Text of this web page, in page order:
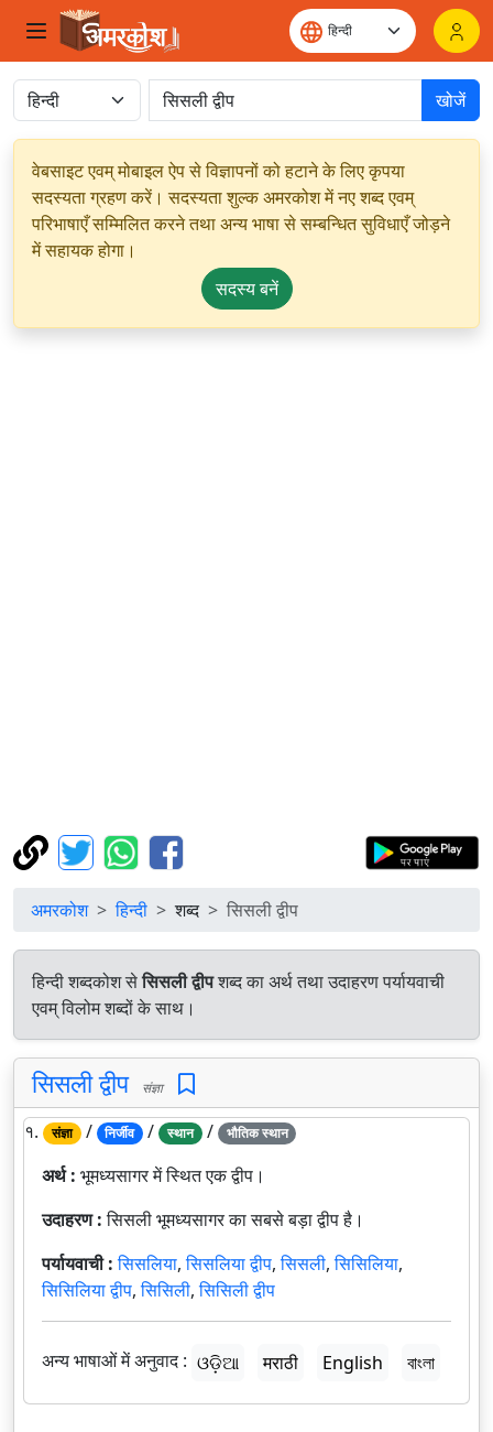
खोजें
वेबसाइट एवम् मोबाइल ऐप से विज्ञापनों को हटाने के लिए कृपया
सदस्यता ग्रहण करें। सदस्यता शुल्क अमरकोश में नए शब्द एवम्
परिभाषाएँ सम्मिलित करने तथा अन्य भाषा से सम्बन्धित सुविधाएँ जोड़ने
में सहायक होगा।
सदस्य बनें
अमरकोश हिन्दी शब्द सिसली द्वीप
हिन्दी शब्दकोश सेसिसली द्वीपशब्द का अर्थ तथा उदाहरण पर्यायवाची
एवम् विलोम शब्दों के साथ।
सिसली द्वीप संज्ञा
१. संज्ञा / निर्जीव / स्थान / भौतिक स्थान
अर्थ : भूमध्यसागर में स्थित एक द्वीप।
उदाहरण :सिसली भूमध्यसागर का सबसे बड़ा द्वीप है।
पर्यायवाची :सिसलिया,सिसलिया द्वीप,सिसली,सिसिलिया,
सिसिलिया द्वीप,सिसिली,सिसिली द्वीप
अन्य भाषाओं में अनुवाद : ଓଡ଼ିଆ मराठी English বাংলা